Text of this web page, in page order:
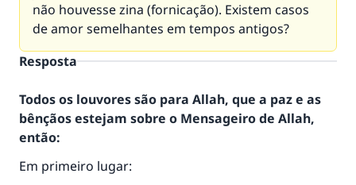
não houvesse zina (fornicação). Existem casos
de amor semelhantes em tempos antigos?
Resposta
Todos os louvores são para Allah, que a paz e as
bênçãos estejam sobre o Mensageiro de Allah,
então:
Em primeiro lugar: